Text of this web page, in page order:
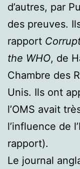
d’autres, par
des preuves.
rapport
the WHO, de
Chambre des
Unis. Ils ont
l’OMS avait
l’influence de
rapport).
Le journal